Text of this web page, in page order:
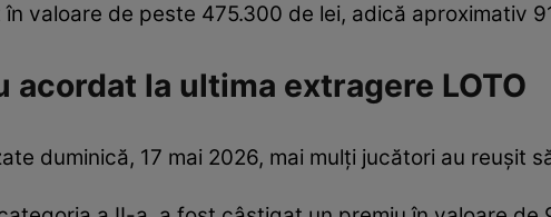
valoare de peste 475.300 de lei, adică aproximativ
acordat la ultima extragere LOTO
duminică, 17 mai 2026, mai mulți jucători au reușit